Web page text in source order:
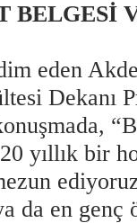
BELGESİ
eden
Dekanı
yıllık bir
da en genç